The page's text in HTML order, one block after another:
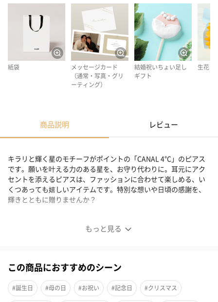
紙袋
メッセージカード
（通常・写真・グリ
ーティング）
結婚祝いちょい足し
ギフト
生花
商品説明 レビュー
もっと見る
キラリと輝く星のモチーフがポイントの「CANAL 4℃」のピアス
です。願いを叶える力のある星を、お守り代わりに。耳元にアク
セントを添えるピアスは、ファッションに合わせて楽しめる、い
くつあっても嬉しいアイテムです。特別な想いや日頃の感謝を、
輝きとともに贈りませんか？
きらめく星モチーフのピアス
この商品におすすめのシーン
#誕生日 #母の日 #お祝い #記念日 #クリスマス